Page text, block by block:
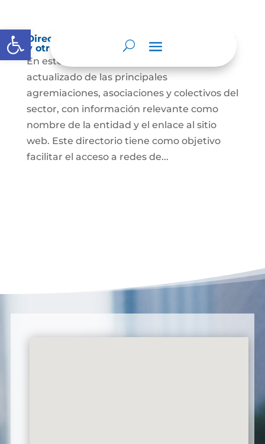
Abrir barra de herramientas
Directorio de agremiaciones, asociaciones
y otros grupos de interés
En este espacio encontrarás el listado
actualizado de las principales
agremiaciones, asociaciones y colectivos del
sector, con información relevante como
nombre de la entidad y el enlace al sitio
web. Este directorio tiene como objetivo
facilitar el acceso a redes de...